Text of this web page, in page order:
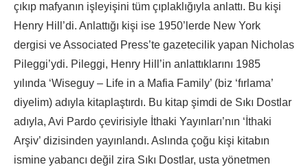
çıkıp mafyanın işleyişini tüm çıplaklığıyla anlattı. Bu kişi
Henry Hill’di. Anlattığı kişi ise 1950’lerde New York
dergisi ve Associated Press’te gazetecilik yapan Nicholas
Pileggi’ydi. Pileggi, Henry Hill’in anlattıklarını 1985
yılında ‘Wiseguy – Life in a Mafia Family’ (biz ‘fırlama’
diyelim) adıyla kitaplaştırdı. Bu kitap şimdi de Sıkı Dostlar
adıyla, Avi Pardo çevirisiyle İthaki Yayınları’nın ‘İthaki
Arşiv’ dizisinden yayınlandı. Aslında çoğu kişi kitabın
ismine yabancı değil zira Sıkı Dostlar, usta yönetmen